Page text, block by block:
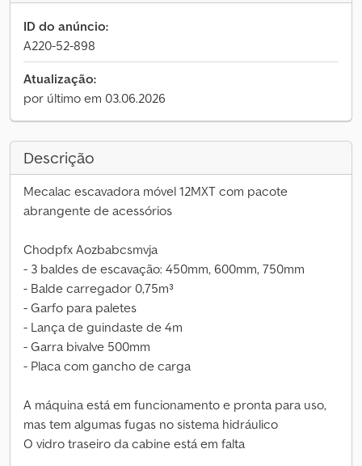
ID do anúncio:
A220-52-898
Atualização:
por último em 03.06.2026
Descrição
Mecalac escavadora móvel 12MXT com pacote
abrangente de acessórios
Chodpfx Aozbabcsmvja
- 3 baldes de escavação: 450mm, 600mm, 750mm
- Balde carregador 0,75m³
- Garfo para paletes
- Lança de guindaste de 4m
- Garra bivalve 500mm
- Placa com gancho de carga
A máquina está em funcionamento e pronta para uso,
mas tem algumas fugas no sistema hidráulico
O vidro traseiro da cabine está em falta